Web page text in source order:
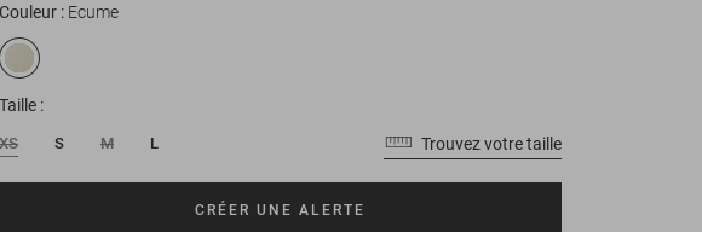
Couleur Ecume
Taille
XS S M L Trouvez votre taille
CRÉER UNE ALERTE